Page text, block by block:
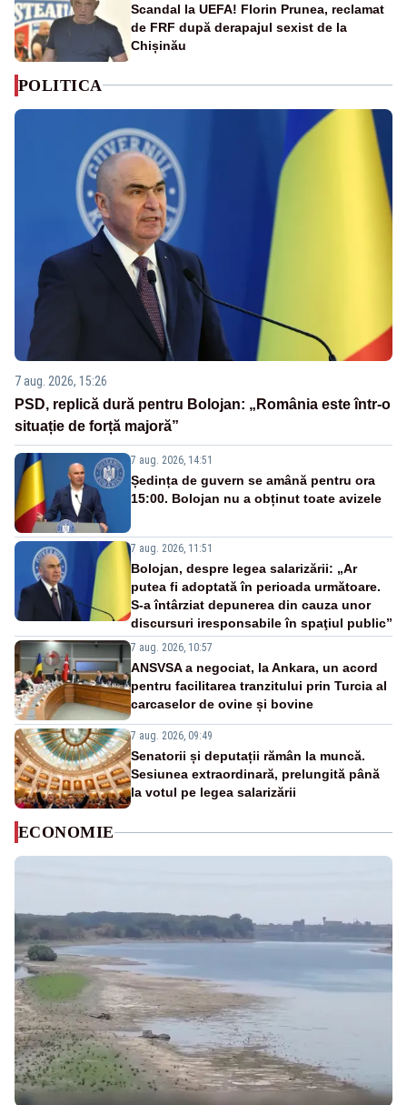
Scandal la UEFA! Florin Prunea, reclamat
de FRF după derapajul sexist de la
Chișinău
POLITICA
7 aug. 2026, 15:26
PSD, replică dură pentru Bolojan: „România este într-o
situație de forță majoră”
7 aug. 2026, 14:51
Ședința de guvern se amână pentru ora
15:00. Bolojan nu a obținut toate avizele
7 aug. 2026, 11:51
Bolojan, despre legea salarizării: „Ar
putea fi adoptată în perioada următoare.
S-a întârziat depunerea din cauza unor
discursuri iresponsabile în spaţiul public”
7 aug. 2026, 10:57
ANSVSA a negociat, la Ankara, un acord
pentru facilitarea tranzitului prin Turcia al
carcaselor de ovine și bovine
7 aug. 2026, 09:49
Senatorii și deputații rămân la muncă.
Sesiunea extraordinară, prelungită până
la votul pe legea salarizării
ECONOMIE